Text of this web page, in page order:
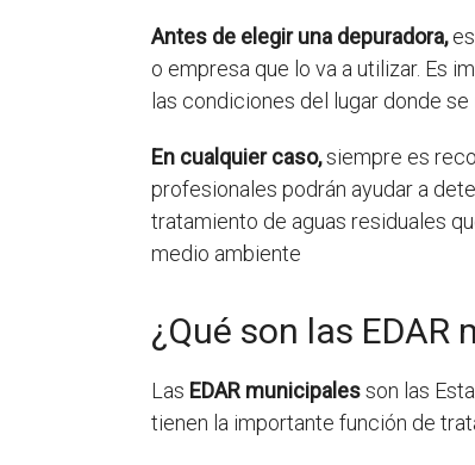
Antes de elegir una depuradora,es
o empresa que lo va a utilizar. Es
las condiciones del lugar donde se
En cualquier caso,siempre es
profesionales podrán ayudar a
tratamiento de aguas residuales
medio ambiente
¿Qué son las EDAR
Las EDAR municipalesson las
tienen la importante función de